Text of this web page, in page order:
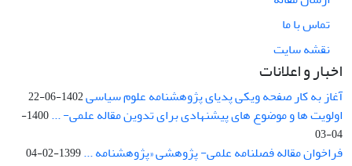
تماس با ما
نقشه سایت
اخبار و اعلانات
آغاز به کار صفحه ویکی پدیای پژوهشنامه علوم سیاسی1402-06-22
اولویت ها و موضوع های پیشنهادی برای تدوین مقاله علمی- ...
1400-
04-03
فراخوان مقاله فصلنامه علمی- پژوهشی «پژوهشنامه ...1399-02-04